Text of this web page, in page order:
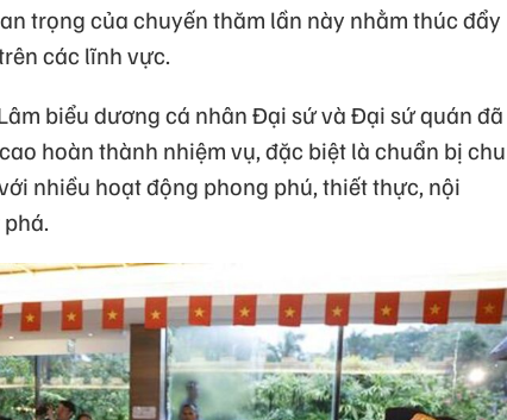
trọng của chuyến thăm lần này nhằm thúc đẩy
các lĩnh vực.
biểu dương cá nhân Đại sứ và Đại sứ quán đã
hoàn thành nhiệm vụ, đặc biệt là chuẩn bị chu
nhiều hoạt động phong phú, thiết thực, nội